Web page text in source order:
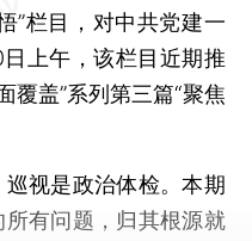
”栏目，对中共党建一
上午，该栏目近期推
覆盖”系列第三篇“聚焦
视是政治体检。本期
有问题，归其根源就